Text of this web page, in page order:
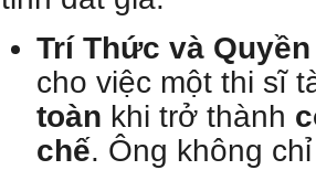
Trí Thức và
cho việc một thi sĩ
toàn khi trở thành
chế. Ông không